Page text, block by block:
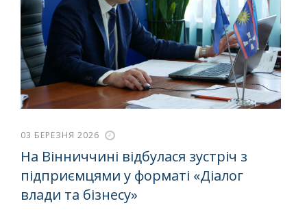
03 БЕРЕЗНЯ 2026
На Вінниччині відбулася зустріч з
підприємцями у форматі «Діалог
влади та бізнесу»